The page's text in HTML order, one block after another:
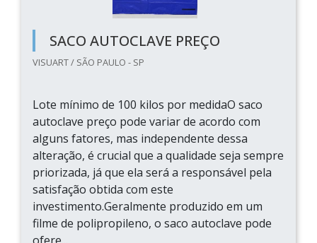
SACO AUTOCLAVE PREÇO
VISUART / SÃO PAULO - SP
Lote mínimo de 100 kilos por medidaO saco
autoclave preço pode variar de acordo com
alguns fatores, mas independente dessa
alteração, é crucial que a qualidade seja sempre
priorizada, já que ela será a responsável pela
satisfação obtida com este
investimento.Geralmente produzido em um
filme de polipropileno, o saco autoclave pode